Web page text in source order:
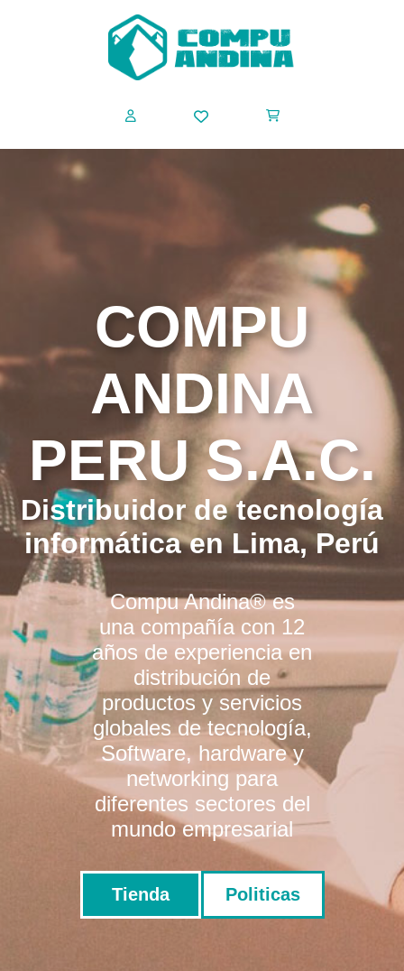
COMPU
ANDINA
PERU S.A.C.
Distribuidor de tecnología
informática en Lima, Perú
Compu Andina® es
una compañía con 12
años de experiencia en
distribución de
productos y servicios
globales de tecnología,
Software, hardware y
networking para
diferentes sectores del
mundo empresarial
Tienda Politicas